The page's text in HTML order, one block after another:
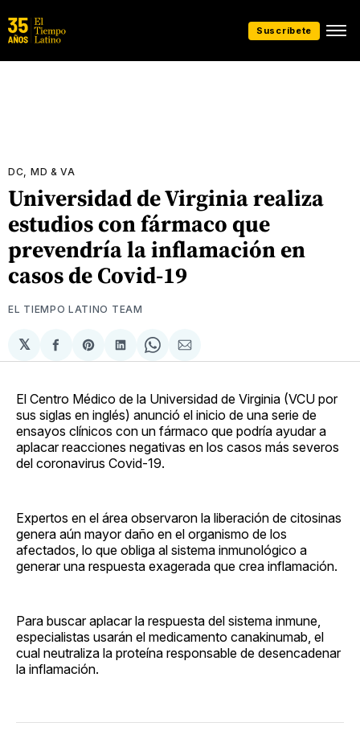
Suscríbete
DC, MD & VA
Universidad de Virginia realiza
estudios con fármaco que
prevendría la inflamación en
casos de Covid-19
EL TIEMPO LATINO TEAM
𝕏
Compartir
en
Share
on
Compartir
en
Share
on
Compartir
via
El Centro Médico de la Universidad de Virginia (VCU por
sus siglas en inglés) anunció el inicio de una serie de
ensayos clínicos con un fármaco que podría ayudar a
aplacar reacciones negativas en los casos más severos
del coronavirus Covid-19.
Expertos en el área observaron la liberación de citosinas
genera aún mayor daño en el organismo de los
afectados, lo que obliga al sistema inmunológico a
generar una respuesta exagerada que crea inflamación.
Para buscar aplacar la respuesta del sistema inmune,
especialistas usarán el medicamento canakinumab, el
cual neutraliza la proteína responsable de desencadenar
la inflamación.